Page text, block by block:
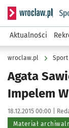
Serwis
Aktualności
wroclaw.pl
Agata
Impelem
Data publikacji:
18.12.2015 00:00 |
Materiał